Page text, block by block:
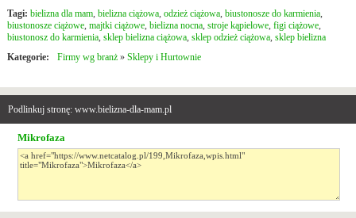
Tagi: bielizna dla mam, bielizna ciążowa, odzież ciążowa, biustonosze do karmienia,
biustonosze ciążowe, majtki ciążowe, bielizna nocna, stroje kąpielowe, figi ciążowe,
biustonosz do karmienia, sklep bielizna ciążowa, sklep odzież ciążowa, sklep bielizna
Kategorie:
Firmy wg branż» Sklepy i Hurtownie
Podlinkuj stronę: www.bielizna-dla-mam.pl
Mikrofaza